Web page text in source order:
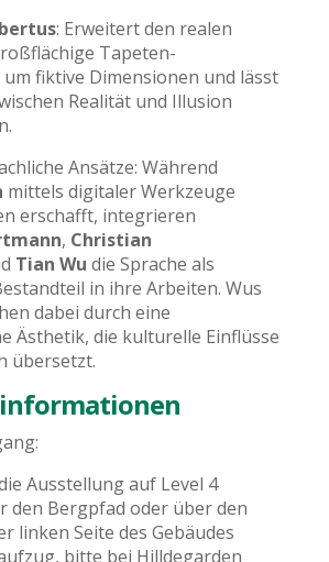
: Erweitert den realen
Tapeten-
fiktive Dimensionen und lässt
Realität und Illusion
Ansätze: Während
mittels digitaler Werkzeuge
erschafft, integrieren
, Christian
Tian Wu die Sprache als
in ihre Arbeiten. Wus
dabei durch eine
Ästhetik, die kulturelle Einflüsse
übersetzt.
Ausstellung auf Level 4
den Bergpfad oder über den
linken Seite des Gebäudes
bitte bei Hilldegarden